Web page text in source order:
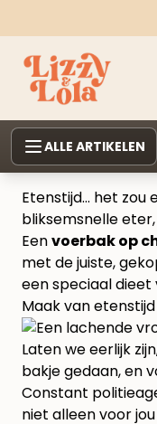
ALLE ARTIKELEN
Etenstijd… het zou
bliksemsnelle
Eenvoerbak op
met de juiste,
een speciaal dieet
Maak van
Laten we eerlijk
bakje gedaan, en
Constant
niet alleen voor